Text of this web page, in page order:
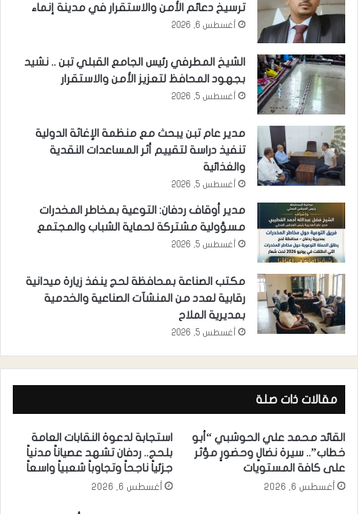
ترسيخ دعائم الأمن والاستقرار في مدينة إنماء
أغسطس 6, 2026
الشيخ المطرفي رئيس الجامع القبلي تبن .. نشيد
بجهود المحافظ لتعزيز الأمن والاستقرار
أغسطس 5, 2026
مدير عام تبن يبحث مع منظمة الإغاثة الدولية
تنفيذ دراسة لتقييم أثر المساعدات النقدية
والغذائية
أغسطس 5, 2026
مدير أوقاف ردفان: التوعية بمخاطر المخدرات
مسؤولية مشتركة لحماية الشباب والمجتمع
أغسطس 5, 2026
مكتب الصناعة بمحافظة لحج ينفذ زيارة ميدانية
رقابية لعدد من المنشآت الصناعية والخدمية
بمديرية الملاح
أغسطس 5, 2026
مقالات ذات صلة
القائد محمد علي الحوشبي “أبو
خطاب”.. سيرة نضالٍ وحضورٍ مؤثر
على كافة المستويات
أغسطس 6, 2026
استجابة لدعوة النقابات العامة
بلحج.. ردفان تشهد عصياناً مدنياً
جزئياً ناجحاً وتجاوباً شعبياً واسعاً
أغسطس 6, 2026